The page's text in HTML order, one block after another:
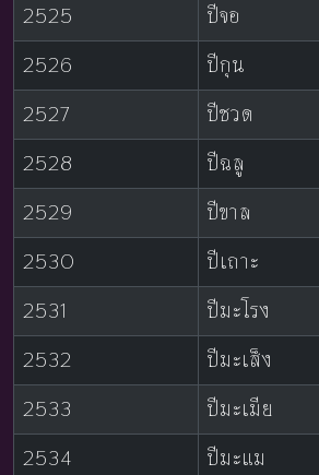
2525
ปีจอ
2526
ปีกุน
2527
ปีชวด
2528
ปีฉลู
2529
ปีขาล
2530
ปีเถาะ
2531
ปีมะโรง
2532
ปีมะเส็ง
2533
ปีมะเมีย
2534
ปีมะแม